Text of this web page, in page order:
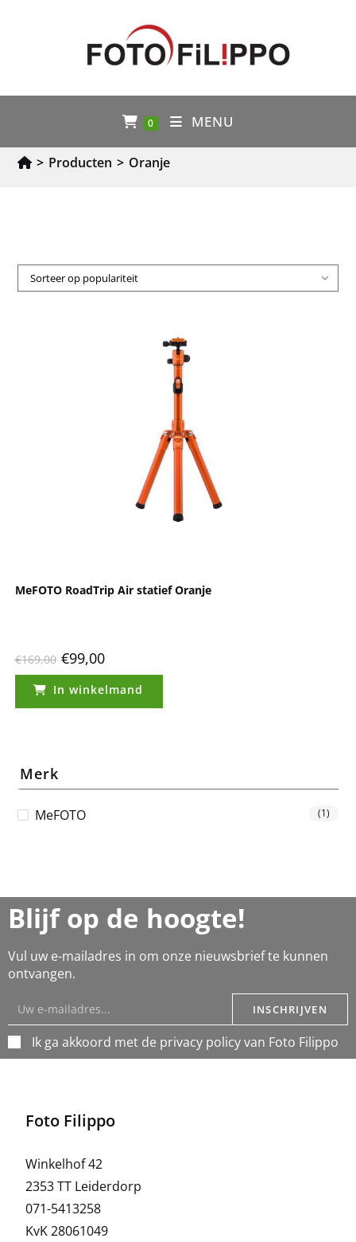
0 MENU
> Producten > Oranje
Sorteer op populariteit
MeFOTO RoadTrip Air statief Oranje
€169,00 €99,00
In winkelmand
Merk
MeFOTO (1)
Blijf op de hoogte!
Vul uw e-mailadres in om onze nieuwsbrief te kunnen
ontvangen.
Ik ga akkoord met de privacy policy van Foto Filippo
INSCHRIJVEN
Foto Filippo
Winkelhof 42
2353 TT Leiderdorp
071-5413258
KvK 28061049